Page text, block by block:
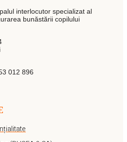
interlocutor specializat al
bunăstării copilului
012 896